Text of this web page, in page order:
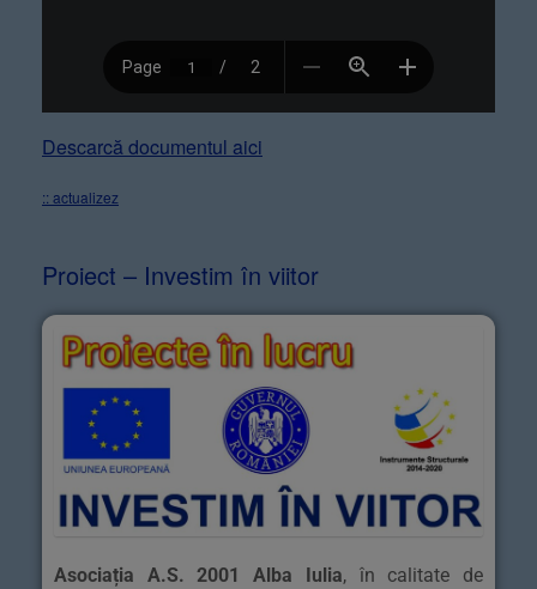
Descarcă documentul aici
:: actualizez
Proiect – Investim în viitor
Asociația A.S. 2001 Alba Iulia, în calitate de